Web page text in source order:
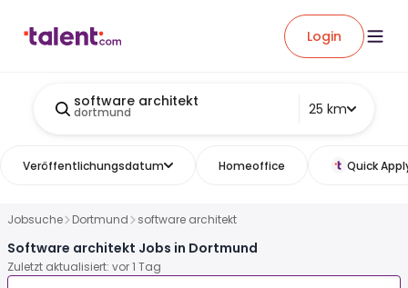
Login
software architekt
dortmund 25 km
Veröffentlichungsdatum Homeoffice Quick
Jobsuche Dortmund software architekt
Software architekt Jobs in Dortmund
Zuletzt aktualisiert: vor 1 Tag